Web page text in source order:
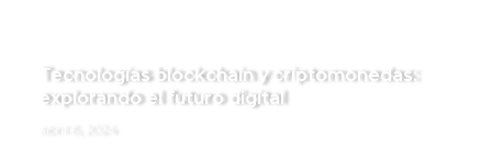
Tecnologías blockchain y criptomonedas:
explorando el futuro digital